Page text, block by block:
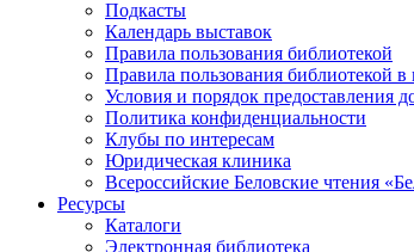
Подкасты
Календарь выставок
Правила пользования библиотекой
Правила пользования библиотекой в
Условия и порядок предоставления
Политика конфиденциальности
Клубы по интересам
Юридическая клиника
Всероссийские Беловские чтения
Ресурсы
Каталоги
Электронная библиотека